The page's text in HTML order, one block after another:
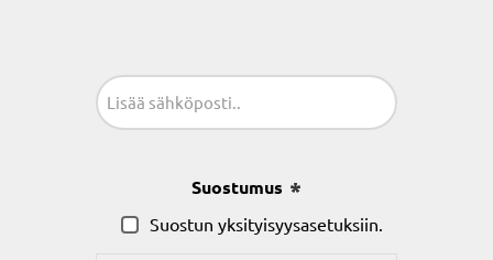
Sähköposti
Suostumus
Suostun yksityisyysasetuksiin.